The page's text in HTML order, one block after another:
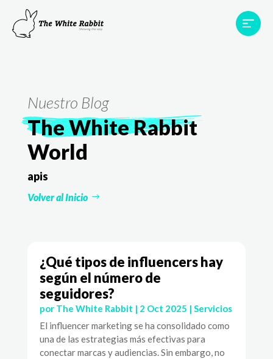
Proyectos
Testimonios
Nuestro Blog
The White Rabbit
World
apis
Volver al Inicio
¿Qué tipos de influencers hay
según el número de
seguidores?
por The White Rabbit | 2 Oct 2025 | Servicios
El influencer marketing se ha consolidado como
una de las estrategias más efectivas para
conectar marcas y audiencias. Sin embargo, no